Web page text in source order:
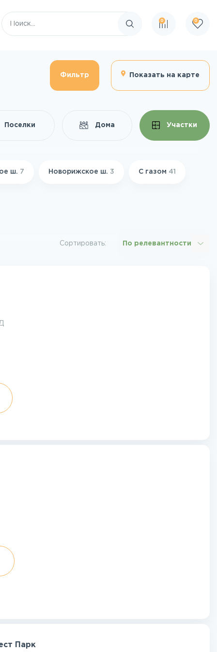
Поиск по сайту
0 0
Фильтр Показать на карте
Поселки Дома Участки
ш. 7 Новорижское ш. 3 С газом 41
Сортировать: По релевантности
Парк